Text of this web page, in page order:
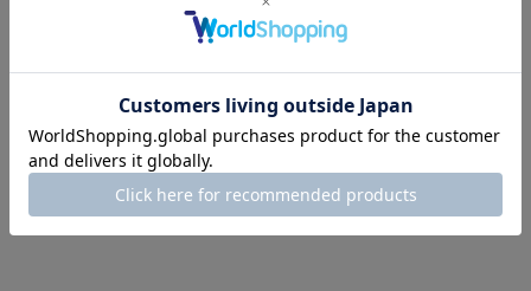
BARNEYS NEW YORK ONLINE STORE スタイリング一覧